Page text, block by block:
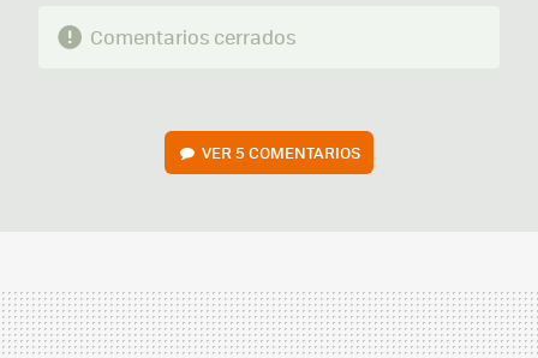
Comentarios cerrados
VER 5 COMENTARIOS